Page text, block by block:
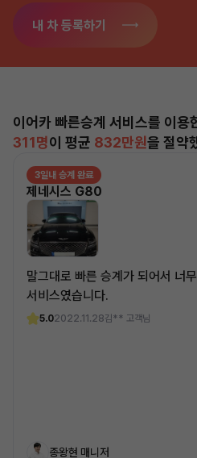
내 차 등록하기
이어카 빠른승계 서비스를 이용
311명이 평균 832만원을 절약
3일내 승계 완료
제네시스 G80
말그대로 빠른 승계가 되어서 너
서비스였습니다.
5.02022.11.28김** 고객님
종왕현 매니저